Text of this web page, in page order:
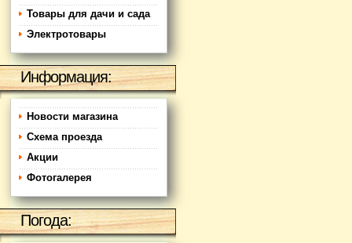
Товары для дачи и сада
Электротовары
Информация:
Новости магазина
Схема проезда
Акции
Фотогалерея
Погода: